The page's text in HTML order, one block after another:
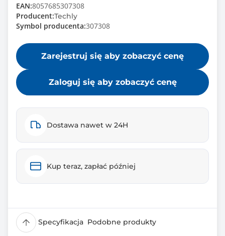
EAN:8057685307308
Producent:Techly
Symbol producenta:307308
Zarejestruj się aby zobaczyć cenę
Zaloguj się aby zobaczyć cenę
Dostawa nawet w 24H
Kup teraz, zapłać później
Specyfikacja Podobne produkty